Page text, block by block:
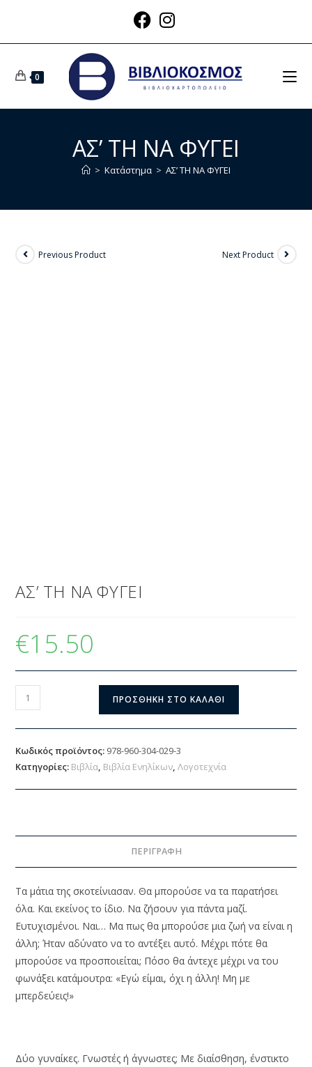
0
ΑΣ’ ΤΗ ΝΑ ΦΥΓΕΙ
> Κατάστημα > ΑΣ’ ΤΗ ΝΑ ΦΥΓΕΙ
Previous Product Next Product
ΑΣ’ ΤΗ ΝΑ ΦΥΓΕΙ
€15.50
ΠΡΟΣΘΉΚΗ ΣΤΟ ΚΑΛΆΘΙ
Κωδικός προϊόντος: 978-960-304-029-3
Κατηγορίες: Βιβλία, Βιβλία Ενηλίκων,Λογοτεχνία
ΠΕΡΙΓΡΑΦΉ
Τα μάτια της σκοτείνιασαν. Θα μπορούσε να τα παρατήσει
όλα. Και εκείνος το ίδιο. Να ζήσουν για πάντα μαζί.
Ευτυχισμένοι. Ναι… Μα πως θα μπορούσε μια ζωή να είναι η
άλλη; Ήταν αδύνατο να το αντέξει αυτό. Μέχρι πότε θα
μπορούσε να προσποιείται; Πόσο θα άντεχε μέχρι να του
φωνάξει κατάμουτρα: «Εγώ είμαι, όχι η άλλη! Μη με
μπερδεύεις!»
Δύο γυναίκες. Γνωστές ή άγνωστες; Με διαίσθηση, ένστικτο